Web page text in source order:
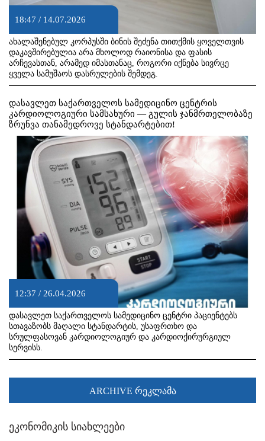
18:47 / 14.07.2026
ახალაშენებულ კორპუსში ბინის შეძენა თითქმის ყოველთვის
დაკავშირებულია არა მხოლოდ რაიონისა და ფასის
არჩევასთან, არამედ იმასთანაც, როგორი იქნება სივრცე
ყველა სამუშაოს დასრულების შემდეგ.
დასავლეთ საქართველოს სამედიცინო ცენტრის
კარდიოლოგიური სამსახური — გულის ჯანმრთელობაზე
ზრუნვა თანამედროვე სტანდარტებით!
12:37 / 26.04.2026
დასავლეთ საქართველოს სამედიცინო ცენტრი პაციენტებს
სთავაზობს მაღალი სტანდარტის, უსაფრთხო და
სრულფასოვან კარდიოლოგიურ და კარდიოქირურგიულ
სერვისს.
ARCHIVE რეკლამა
ეკონომიკის სიახლეები